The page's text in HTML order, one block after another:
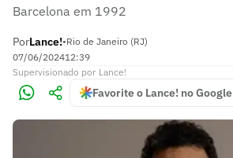
Barcelona em 1992
PorLance!•Rio de Janeiro (RJ)
07/06/202412:39
Supervisionado por Lance!
Favorite o Lance! no Google